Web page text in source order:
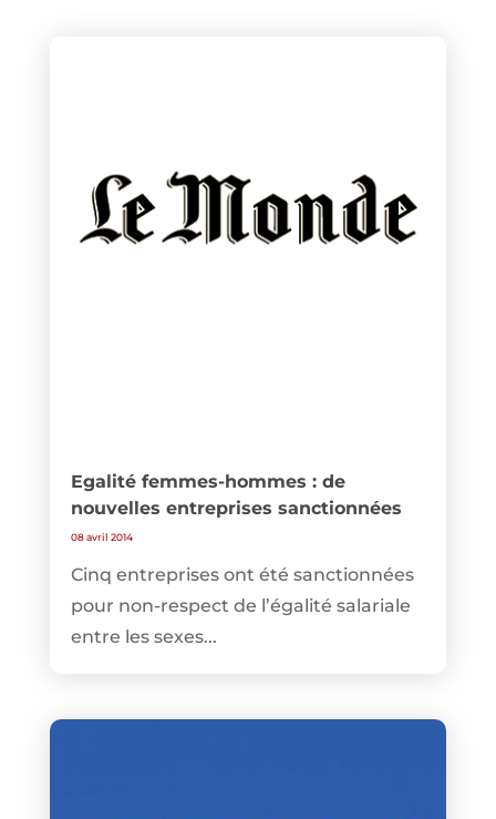
Egalité femmes-hommes : de
nouvelles entreprises sanctionnées
08 avril 2014
Cinq entreprises ont été sanctionnées
pour non-respect de l’égalité salariale
entre les sexes...